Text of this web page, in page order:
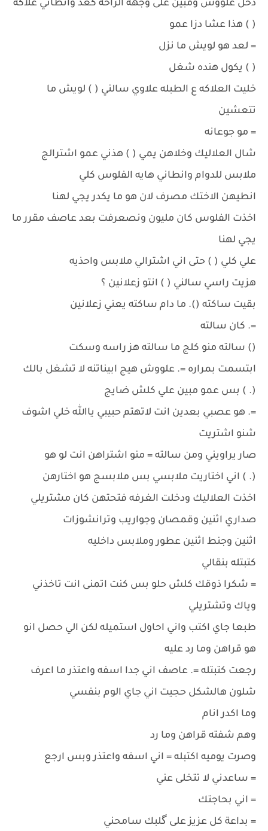
دخل علووش ومبين على وجهه الراحه كعد وانطاني علاكه
( ) هذا عشا دزا عمو
= لعد هو لويش ما نزل
( ) يكول هنده شغل
خليت العلاكه ع الطبله علاوي سالني ( ) لويش ما
تتعشين
= مو جوعانه
شال العلاليك وخلاهن يمي ( ) هذني عمو اشترالج
ملابس للدوام وانطاني هايه الفلوس كلي
انطيهن الاختك مصرف لان هو ما يكدر يجي لهنا
اخذت الفلوس كان مليون ونصعرفت بعد عاصف مقرر ما
يجي لهنا
علي كلي ( ) حتى اني اشترالي ملابس واحذيه
هزيت راسي سالني ( ) انتو زعلانين ؟
بقيت ساكته (). ما دام ساكته يعني زعلانين
=. كان سالته
() سالته منو كلج ما سالته هز راسه وسكت
ابتسمت بمراره =. علووش هيج ابيناتنه لا تشغل بالك
(. ) بس عمو مبين علي كلش ضايج
=. هو عصبي بعدين انت لاتهتم حبيبي ياالله خلي اشوف
شنو اشتريت
صار يراويني ومن سالته = منو اشتراهن انت لو هو
(. ) اني اختاريت ملابسي بس ملابسج هو اختارهن
اخذت العلاليك ودخلت الغرفه فتحتهن كان مشتريلي
صداري اثنين وقمصان وجواريب وترانشوزات
اثنين وجنط اثنين عطور وملابس داخليه
كتبتله بنقالي
= شكرا ذوقك كلش حلو بس كنت اتمنى انت تاخذني
وياك وتشتريلي
طبعا جاي اكتب واني احاول استميله لكن الي حصل انو
هو قراهن وما رد عليه
رجعت كتبتله =. عاصف اني جدا اسفه واعتذر ما اعرف
شلون هالشكل حجيت اني جاي الوم بنفسي
وما اكدر انام
وهم شفته قراهن وما رد
وصرت يوميه اكتبله = اني اسفه واعتذر وبس ارجع
= ساعدني لا تتخلى عني
= اني بحاجتك
= بداعة كل عزيز على گلبك سامحني